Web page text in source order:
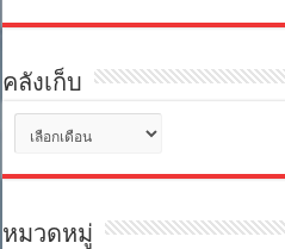
คลังเก็บ
เก็บ
หมวดหมู่